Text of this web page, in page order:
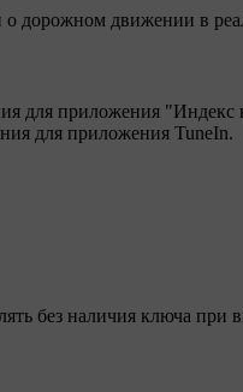
дорожном движении в
для приложения "Индекс
для приложения TuneIn.
без наличия ключа при